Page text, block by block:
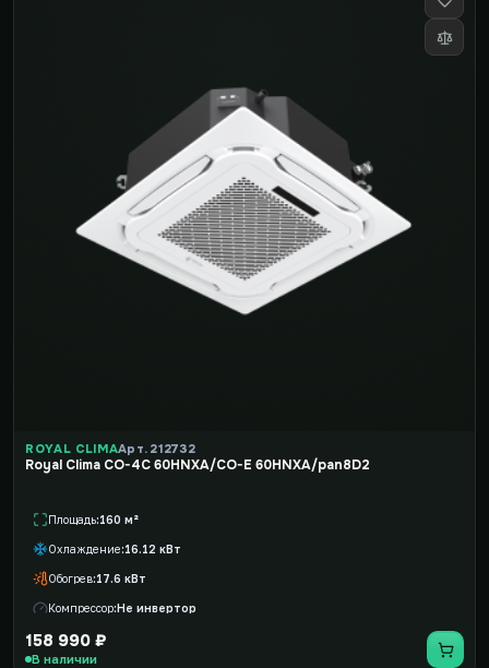
ROYAL CLIMAАрт. 212732
Royal Clima CO-4C 60HNXA/CO-E 60HNXA/pan8D2
Площадь 160 м²
Охлаждение 16.12 кВт
Обогрев 17.6 кВт
Компрессор Не инвертор
158 990 ₽
В наличии